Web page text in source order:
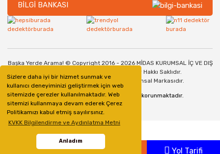
Sizlere daha iyi bir hizmet sunmak ve
kullanıcı deneyiminizi geliştirmek için web
sitemizde çerezler kullanılmaktadır. Web
sitemizi kullanmaya devam ederek Çerez
Politikamızı kabul etmiş sayılırsınız.
KVKK Bilgilendirme ve Aydınlatma Metni
Anladım
BİLGİ BANKASI
Başka Yerde Arama! © Copyright 2016 - 2026 MİDAS KURUMSAL İÇ VE DIŞ
TİCARET SANAYİ LİMİTED ŞİRKETİ. Her Hakkı Saklıdır.
Dedektorburada.com, bir Midas Kurumsal Markasıdır.
128bit SSL Güvenlik Sertifikası ile korunmaktadır.
Whatsapp Yol Tarifi